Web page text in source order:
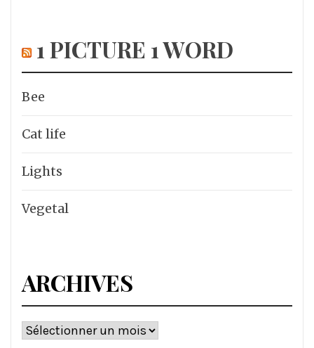
1 PICTURE 1 WORD
Bee
Cat life
Lights
Vegetal
ARCHIVES
Archives